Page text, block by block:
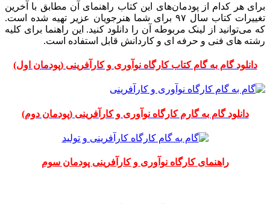
برای هر کدام از پودمان‌های این کتاب راهنمای آن مطابق با آخرین
تغییرات کتاب سال ۹۷ برای شما هنرجویان عزیر تهیه شده است.
که می‌توانید از لینک مربوطه آن را دانلود کنید. این راهنما برای کلیه
رشته های فنی و حرفه ای و کاردانش قابل استفاده است.
دانلود گام به گام کتاب کارگاه نوآوری و کارآفرینی (پودمان اول)
دانلود گام به گارم کارگاه نوآوری و کارآفرینی (پودمان دوم)
راهنمای کارگاه نوآوری و کارآفرینی پودمان سوم